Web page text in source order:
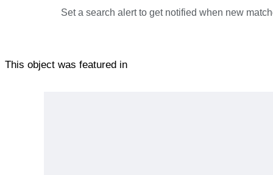
Set a search alert to get notified when new
This object was featured in